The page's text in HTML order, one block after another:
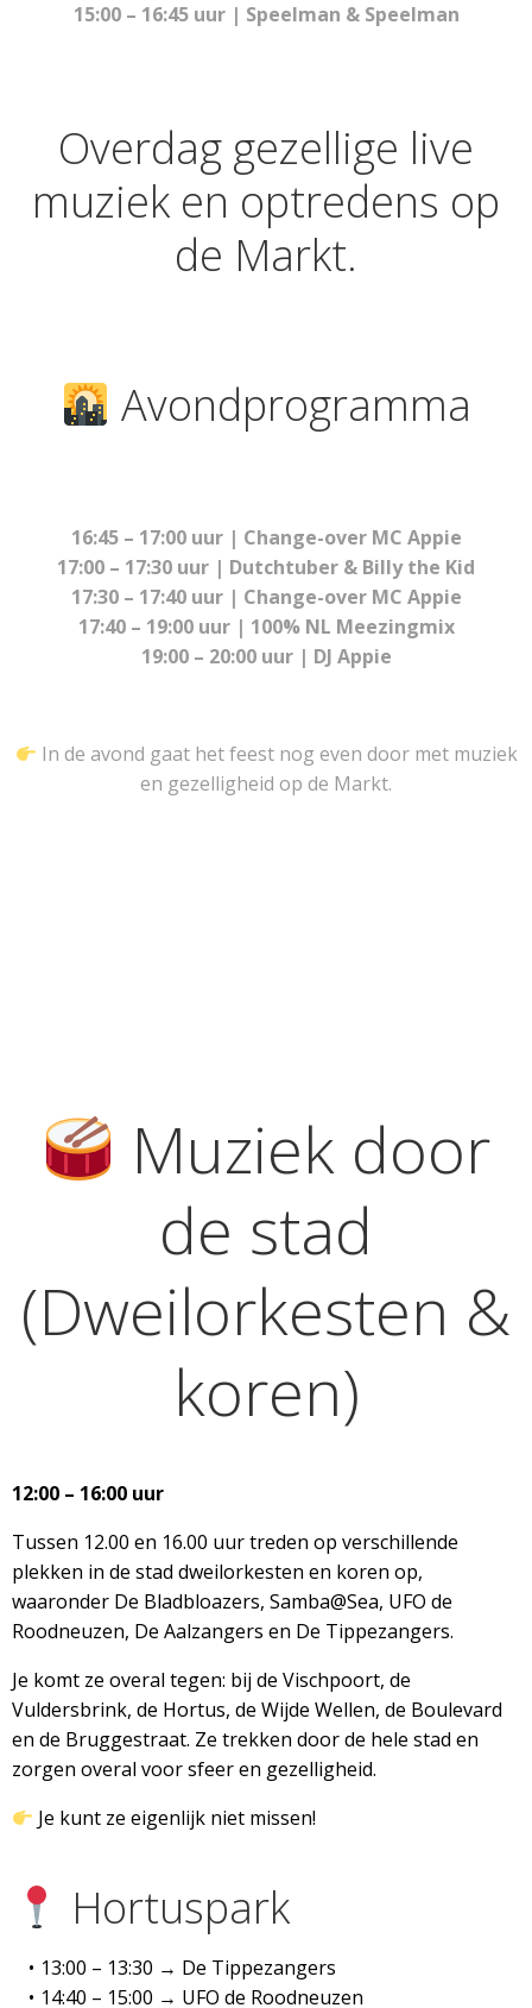
15:00 – 16:45 uur | Speelman & Speelman
Overdag gezellige live
muziek en optredens op
de Markt.
Avondprogramma
16:45 – 17:00 uur | Change-over MC Appie
17:00 – 17:30 uur | Dutchtuber & Billy the Kid
17:30 – 17:40 uur | Change-over MC Appie
17:40 – 19:00 uur | 100% NL Meezingmix
19:00 – 20:00 uur | DJ Appie
In de avond gaat het feest nog even door met muziek
en gezelligheid op de Markt.
Muziek door
de stad
(Dweilorkesten &
koren)
12:00 – 16:00 uur
Tussen 12.00 en 16.00 uur treden op verschillende
plekken in de stad dweilorkesten en koren op,
waaronder De Bladbloazers, Samba@Sea, UFO de
Roodneuzen, De Aalzangers en De Tippezangers.
Je komt ze overal tegen: bij de Vischpoort, de
Vuldersbrink, de Hortus, de Wijde Wellen, de Boulevard
en de Bruggestraat. Ze trekken door de hele stad en
zorgen overal voor sfeer en gezelligheid.
Je kunt ze eigenlijk niet missen!
Hortuspark
13:00 – 13:30 → De Tippezangers
14:40 – 15:00 → UFO de Roodneuzen